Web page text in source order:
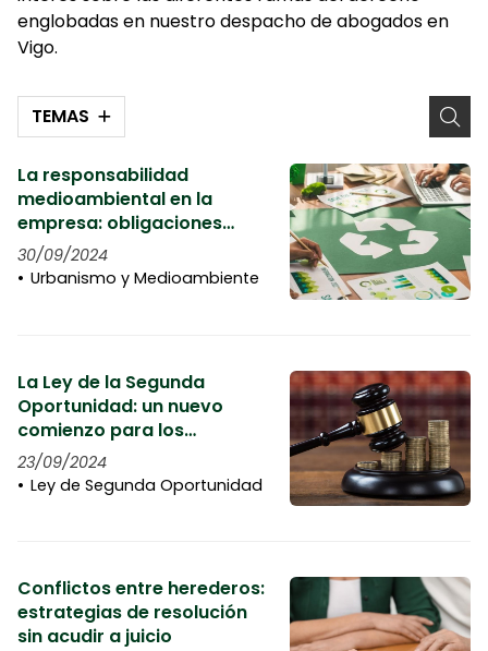
englobadas en nuestro despacho de abogados en
Vigo.
TEMAS
La responsabilidad
medioambiental en la
empresa: obligaciones
legales
30/09/2024
Urbanismo y Medioambiente
La Ley de la Segunda
Oportunidad: un nuevo
comienzo para los
endeudados
23/09/2024
Ley de Segunda Oportunidad
Conflictos entre herederos:
estrategias de resolución
sin acudir a juicio